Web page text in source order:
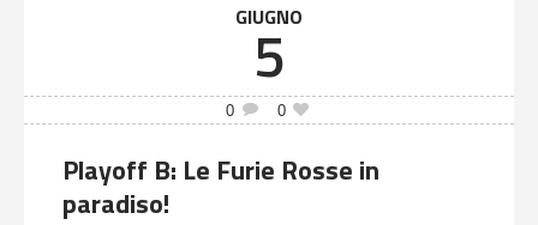
GIUGNO
5
0 0
Playoff B: Le Furie Rosse in
paradiso!